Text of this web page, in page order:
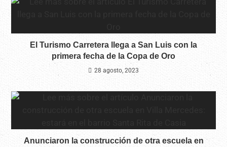
El Turismo Carretera llega a San Luis con la
primera fecha de la Copa de Oro
28 agosto, 2023
Anunciaron la construcción de otra escuela en